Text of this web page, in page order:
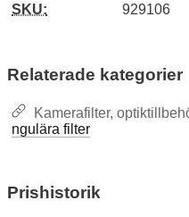
SKU: 929106
Relaterade kategorier
Kamerafilter,
ngulära filter
Prishistorik